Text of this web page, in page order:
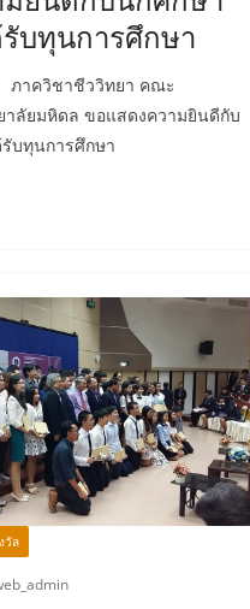
บทุนการศึกษา
าควิชาชีววิทยา คณะ
าลัยมหิดล ขอแสดงความยินดีกับ
บทุนการศึกษา
วัล